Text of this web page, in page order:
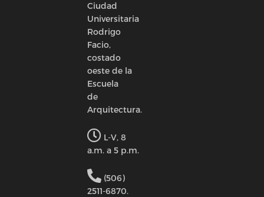
Ciudad
Universitaria
Rodrigo
Facio,
costado
oeste de la
Escuela
de
Arquitectura.
L-V, 8
a.m. a 5 p.m.
(506)
2511-6870.